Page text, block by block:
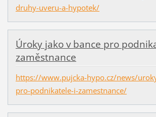
druhy-uveru-a-hypotek/
Úroky jako v bance pro
zaměstnance
https://www.pujcka-hypo.cz/news/
pro-podnikatele-i-zamestnance/